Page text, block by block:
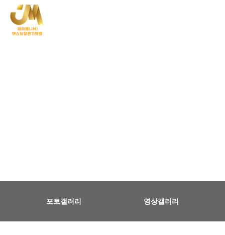
포토갤러리 영상갤러리